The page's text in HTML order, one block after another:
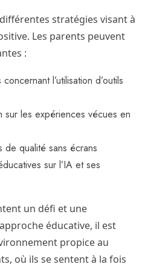
stratégies visant à
Les parents peuvent
:
l’utilisation d’outils
sur les expériences vécues en
de qualité sans écrans
sur l’IA et ses
un défi et une
éducative, il est
propice au
où ils se sentent à la fois